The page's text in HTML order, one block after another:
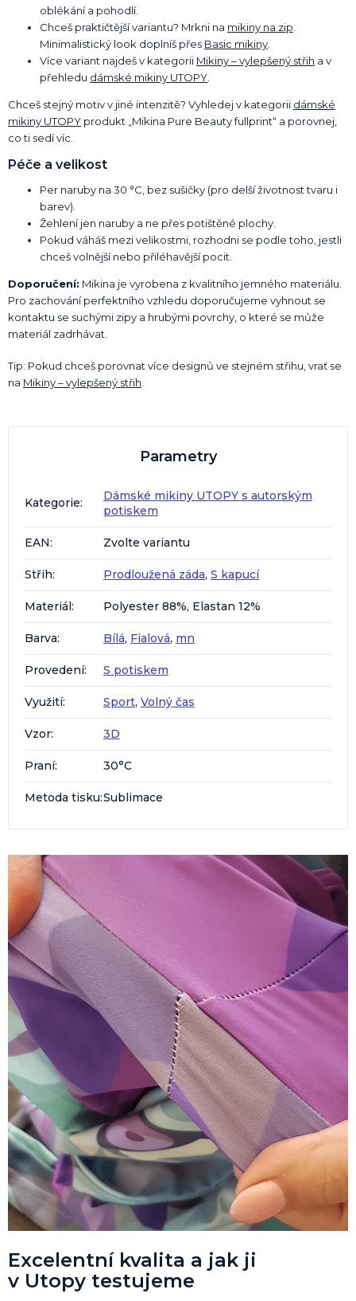
oblékání a pohodlí.
Chceš praktičtější variantu? Mrkni na mikiny na zip
Minimalistický look doplníš přes Basic mikiny
Více variant najdeš v kategorii Mikiny – vylepšený střih a v
přehledu dámské mikiny UTOPY
Chceš stejný motiv v jiné intenzitě? Vyhledej v kategorii dámské
mikiny UTOPY produkt „Mikina Pure Beauty fullprint“ a porovnej,
co ti sedí víc.
Péče a velikost
Per naruby na 30 °C, bez sušičky (pro delší životnost tvaru i
barev).
Žehlení jen naruby a ne přes potištěné plochy.
Pokud váháš mezi velikostmi, rozhodni se podle toho, jestli
chceš volnější nebo přiléhavější pocit.
Doporučení: Mikina je vyrobena z kvalitního jemného materiálu.
Pro zachování perfektního vzhledu doporučujeme vyhnout se
kontaktu se suchými zipy a hrubými povrchy, o které se může
materiál zadrhávat.
Tip: Pokud chceš porovnat více designů ve stejném střihu, vrať se
na Mikiny – vylepšený střih
Parametry
Kategorie:
Dámské mikiny UTOPY s autorským
potiskem
EAN: Zvolte variantu
Střih: Prodloužená záda, S kapucí
Materiál: Polyester 88%, Elastan 12%
Barva: Bílá, Fialová, mn
Provedení: S potiskem
Využití: Sport, Volný čas
Vzor: 3D
Praní: 30°C
Metoda tisku:Sublimace
Excelentní kvalita a jak ji
v Utopy testujeme